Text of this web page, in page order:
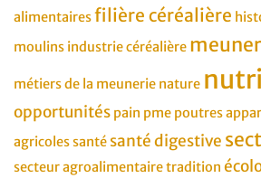
alimentairesfilière céréalière
moulins industrie céréalière
métiers de la meunerie nature
opportunités pain pme poutres
agricolessanté santé digestive
secteur agroalimentairetradition